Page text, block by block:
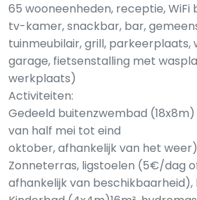
65 wooneenheden, receptie, WiFi
tv-kamer, snackbar, bar,
tuinmeubilair, grill, parkeerplaats,
garage, fietsenstalling met
werkplaats)
Activiteiten:
Gedeeld buitenzwembad (18x8m)
van half mei tot eind
oktober, afhankelijk van het
Zonneterras, ligstoelen (5€/dag
afhankelijk van beschikbaarheid),